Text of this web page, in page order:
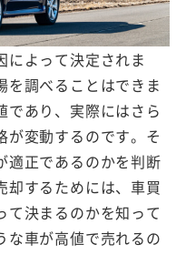
によって決定されま
を調べることはできま
であり、実際にはさら
が変動するのです。そ
適正であるのかを判断
却するためには、車買
て決まるのかを知って
な車が高値で売れるの